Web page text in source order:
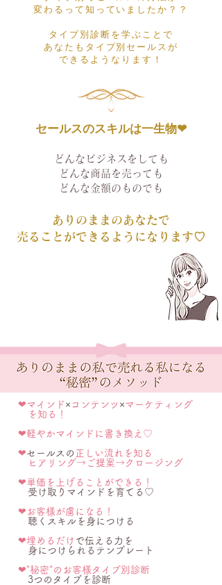
変わ るって知っていましたか？？
タイプ別診断を学ぶことで
あなたもタイプ別セールスが
​できるようなります！
セールスのスキルは一生物❤︎
どんなビジネスをしても
どんな商品を売っても
どんな金額のものでも
ありのままのあなたで
​売ることができるようになります♡
❤︎マインド × コンテンツ ×マーケティング
を知る！
❤︎軽やかマインドに書き換え♡
❤︎セールスの 正しい流れを知る
ヒアリング→ご提案→クロージング
❤︎単価を上げることができる！
​ 受け取りマインドを育てる♡
❤︎ お客様が虜になる！
聴くスキルを身につける
❤︎埋めるだけ で伝える力を
身につけられるテンプレート
❤︎"秘密"のお客様タイプ別診断
3つのタイプを診断